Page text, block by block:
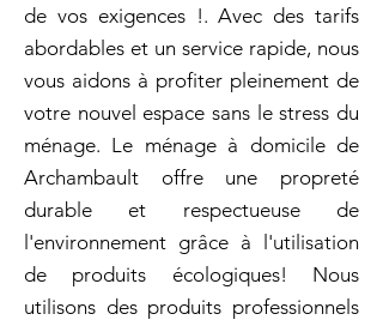
de vos exigences !. Avec des tarifs
abordables et un service rapide, nous
vous aidons à profiter pleinement de
votre nouvel espace sans le stress du
ménage. Le ménage à domicile de
Archambault offre une propreté
durable et respectueuse de
l'environnement grâce à l'utilisation
de produits écologiques! Nous
utilisons des produits professionnels